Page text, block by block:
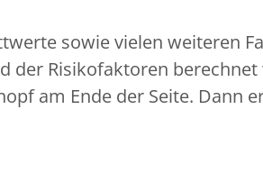
sowie vielen weiteren
der Risikofaktoren
am Ende der Seite. Dann